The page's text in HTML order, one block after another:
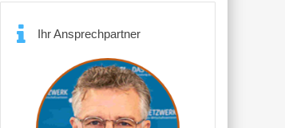
Ihr Ansprechpartner